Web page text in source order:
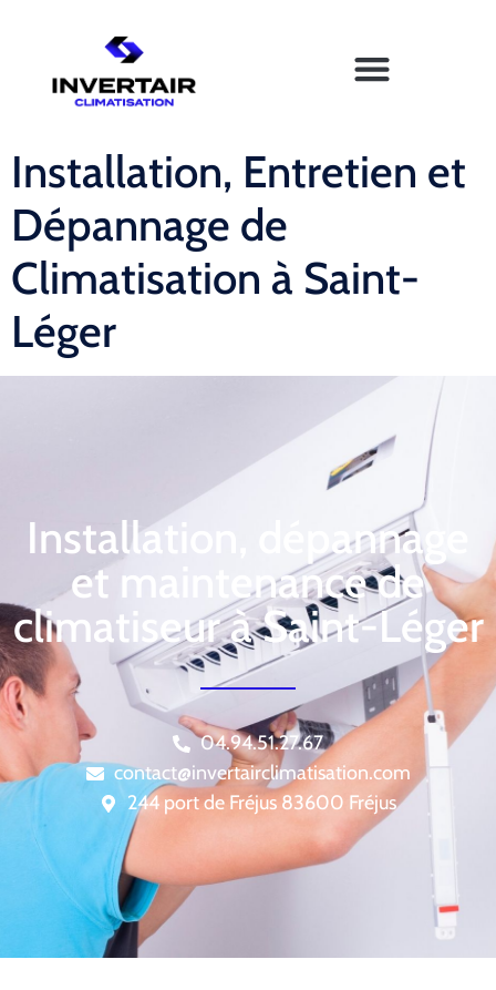
Installation, Entretien et
Dépannage de
Climatisation à Saint-
Léger
Installation, dépannage
et maintenance de
climatiseur à Saint-Léger
04.94.51.27.67
contact@invertairclimatisation.com
244 port de Fréjus 83600 Fréjus